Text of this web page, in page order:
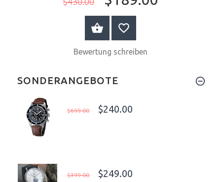
WARENKORB
Bewertung schreiben
SONDERANGEBOTE
$699.00 $240.00
$399.00 $249.00